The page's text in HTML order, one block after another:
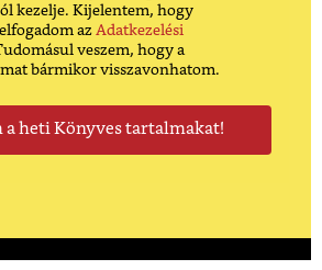
kezelje. Kijelentem, hogy
az Adatkezelési
veszem, hogy a
bármikor visszavonhatom.